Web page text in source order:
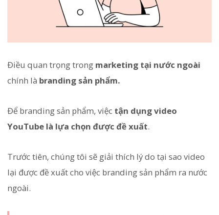
Điều quan trọng trong marketing tại nước ngoài
chính là branding sản phẩm.
Để branding sản phẩm, việc tận dụng video
YouTube là lựa chọn được đề xuất.
Trước tiên, chúng tôi sẽ giải thích lý do tại sao video
lại được đề xuất cho việc branding sản phẩm ra nước
ngoài.